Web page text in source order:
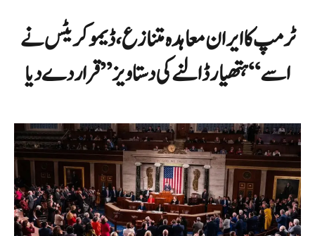
ٹرمپ کا ایران معاہدہ متنازع، ڈیموکریٹس نے
اسے “ہتھیار ڈالنے کی دستاویز” قرار دے دیا